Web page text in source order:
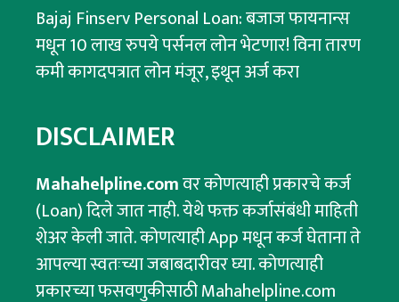
Bajaj Finserv Personal Loan: बजाज फायनान्स
मधून 10 लाख रुपये पर्सनल लोन भेटणार! विना तारण
कमी कागदपत्रात लोन मंजूर, इथून अर्ज करा
DISCLAIMER
Mahahelpline.comवर कोणत्याही प्रकारचे कर्ज
(Loan) दिले जात नाही. येथे फक्त कर्जासंबंधी माहिती
शेअर केली जाते. कोणत्याही App मधून कर्ज घेताना ते
आपल्या स्वतःच्या जबाबदारीवर घ्या. कोणत्याही
प्रकारच्या फसवणुकीसाठी Mahahelpline.com